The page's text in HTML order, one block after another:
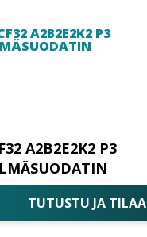
A2B2E2K2 P3
TUTUSTU JA TILAA